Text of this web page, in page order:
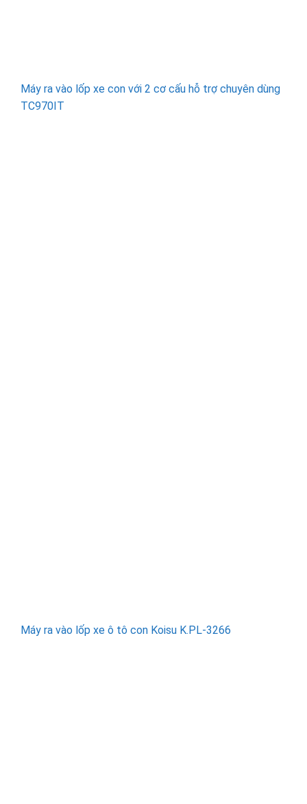
Máy ra vào lốp xe con với 2 cơ cấu hỗ trợ chuyên dùng
TC970IT
Máy ra vào lốp xe ô tô con Koisu K.PL-3266